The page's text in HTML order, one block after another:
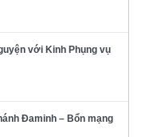
với Kinh Phụng vụ
Đaminh – Bổn mạng